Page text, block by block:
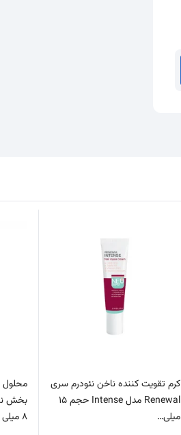
کرم تقویت کننده ناخن نئودرم سری
Renewal مدل Intense حجم ۱۵
میلی…
محلول
8 میلی …